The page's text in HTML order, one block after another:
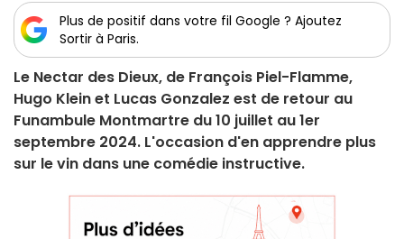
Plus de positif dans votre fil Google ? Ajoutez
Sortir à Paris.
Le Nectar des Dieux, de François Piel-Flamme,
Hugo Klein et Lucas Gonzalez est de retour au
Funambule Montmartre du 10 juillet au 1er
septembre 2024. L'occasion d'en apprendre plus
sur le vin dans une comédie instructive.